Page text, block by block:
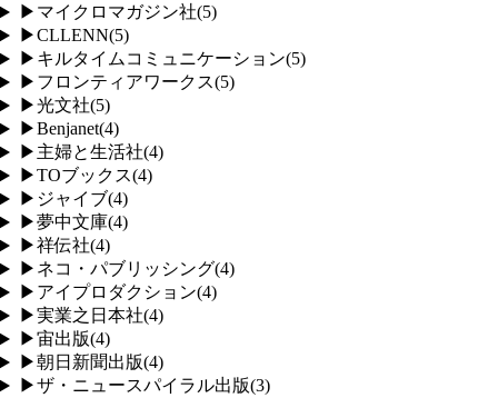
▶ マイクロマガジン社(5)
▶CLLENN(5)
▶ キルタイムコミュニケーション(5)
▶ フロンティアワークス(5)
▶光文社(5)
▶Benjanet(4)
▶ 主婦と生活社(4)
▶TOブックス(4)
▶ ジャイブ(4)
▶夢中文庫(4)
▶祥伝社(4)
▶ ネコ・パブリッシング(4)
▶ アイプロダクション(4)
▶実業之日本社(4)
▶宙出版(4)
▶朝日新聞出版(4)
▶ザ・ニュースパイラル出版(3)